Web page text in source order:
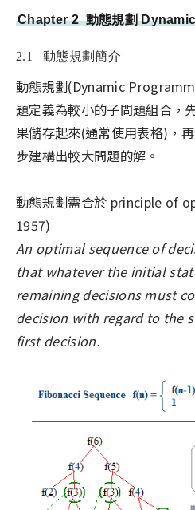
Chapter 2 動態規劃
2.1 動態規劃簡介
動態規劃(Dynamic
題定義為較小的子問題組合，
果儲存起來(通常使用表格)，
步建構出較大問題的解。
動態規劃需合於 principle of
1957)
An optimal sequence of
that whatever the initial
remaining decisions must
decision with regard to the
first decision.